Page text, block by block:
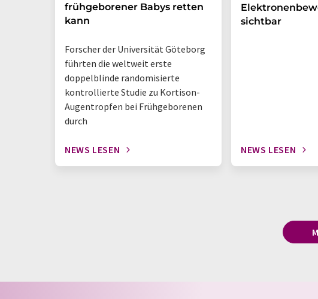
frühgeborener Babys retten
kann
Forscher der Universität Göteborg
führten die weltweit erste
doppelblinde randomisierte
kontrollierte Studie zu Kortison-
Augentropfen bei Frühgeborenen
durch
NEWS LESEN
sichtbar
NEWS LESEN